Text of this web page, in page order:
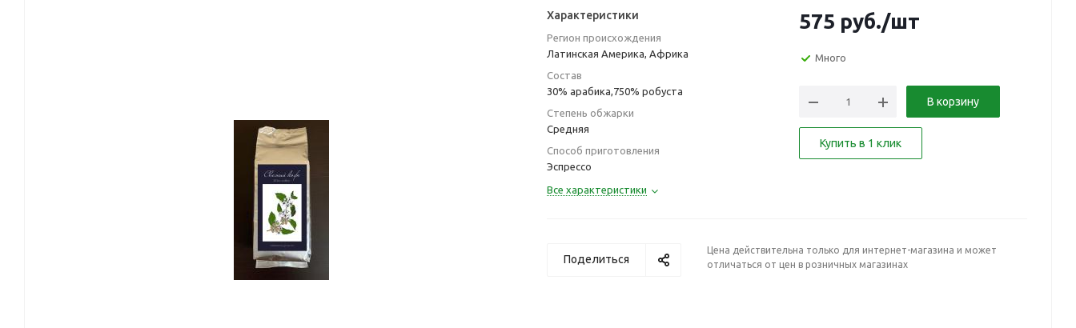
Характеристики
Регион происхождения
Латинская Америка, Африка
Состав
30% арабика,750% робуста
Степень обжарки
Средняя
Способ приготовления
Эспрессо
Все характеристики
575 руб./шт
Много
В корзину
Купить в 1 клик
Поделиться
Цена действительна только для интернет-магазина и может
отличаться от цен в розничных магазинах